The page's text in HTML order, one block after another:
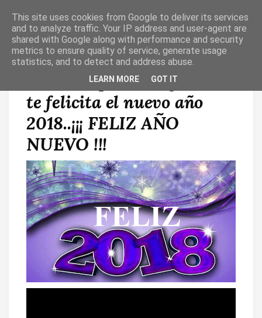
T
O
G
La Parroquia de Agüimes
te felicita el nuevo año
2018..¡¡¡ FELIZ AÑO
NUEVO !!!
This site uses cookies from Google to deliver its services
and to analyze traffic. Your IP address and user-agent are
shared with Google along with performance and security
metrics to ensure quality of service, generate usage
statistics, and to detect and address abuse.
LEARN MORE GOT IT